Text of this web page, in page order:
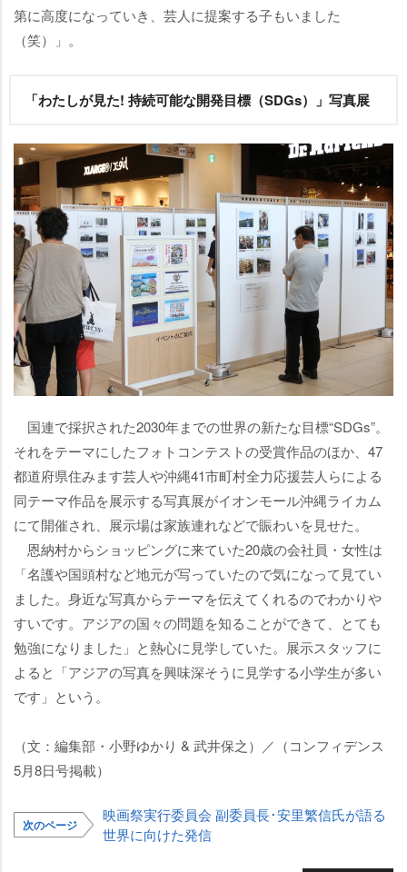
第に高度になっていき、芸人に提案する子もいました
（笑）」。
「わたしが見た! 持続可能な開発目標（SDGs）」写真展
国連で採択された2030年までの世界の新たな目標“SDGs”。
それをテーマにしたフォトコンテストの受賞作品のほか、47
都道府県住みます芸人や沖縄41市町村全力応援芸人らによる
同テーマ作品を展示する写真展がイオンモール沖縄ライカム
にて開催され、展示場は家族連れなどで賑わいを見せた。
恩納村からショッピングに来ていた20歳の会社員・女性は
「名護や国頭村など地元が写っていたので気になって見てい
ました。身近な写真からテーマを伝えてくれるのでわかり
すいです。アジアの国々の問題を知ることができて、とても
勉強になりました」と熱心に見学していた。展示スタッフに
よると「アジアの写真を興味深そうに見学する小学生が多い
です」という。
（文：編集部・小野ゆかり & 武井保之）／（コンフィデンス
5月8日号掲載）
次のページ
映画祭実行委員会 副委員長･安里繁信氏が語る
世界に向けた発信